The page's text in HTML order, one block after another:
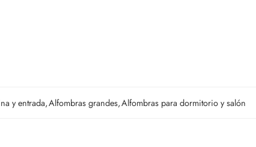
y entrada,Alfombras grandes,Alfombras para dormitorio y salón